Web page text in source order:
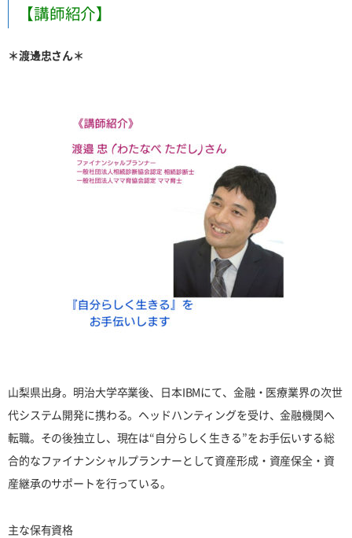
【講師紹介】
＊渡邊忠さん＊
山梨県出身。明治大学卒業後、日本IBMにて、金融・医療業界の次世
代システム開発に携わる。ヘッドハンティングを受け、金融機関へ
転職。その後独立し、現在は“自分らしく生きる”をお手伝いする総
合的なファイナンシャルプランナーとして資産形成・資産保全・資
産継承のサポートを行っている。
主な保有資格